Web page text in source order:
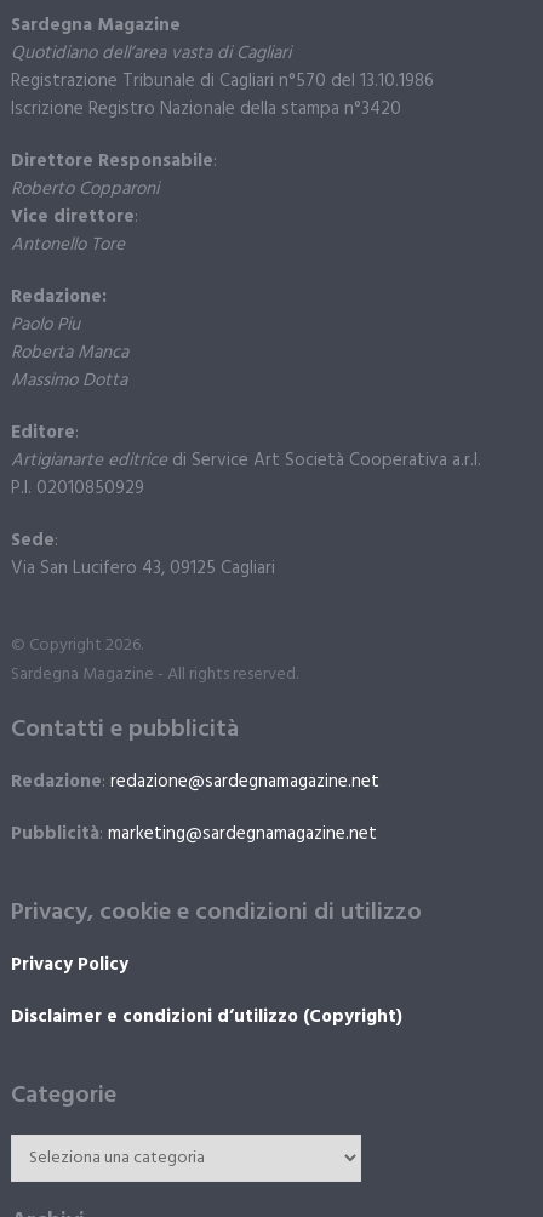
Sardegna Magazine
Quotidiano dell’area vasta di Cagliari
Registrazione Tribunale di Cagliari n°570 del 13.10.1986
Iscrizione Registro Nazionale della stampa n°3420
Direttore Responsabile:
Roberto Copparoni
Vice direttore:
Antonello Tore
Redazione:
Paolo Piu
Roberta Manca
Massimo Dotta
Editore:
Artigianarte editricedi Service Art Società Cooperativa a.r.l.
P.I. 02010850929
Sede:
Via San Lucifero 43, 09125 Cagliari
© Copyright 2026.
Sardegna Magazine - All rights reserved.
Contatti e pubblicità
Redazione: redazione@sardegnamagazine.net
Pubblicità: marketing@sardegnamagazine.net
Privacy, cookie e condizioni di utilizzo
Privacy Policy
Disclaimer e condizioni d’utilizzo (Copyright)
Categorie